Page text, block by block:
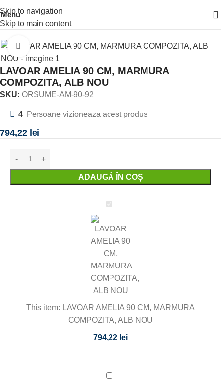
Skip to navigation
Skip to main content
Menu
Prima pagină
Click to enlarge
LAVOAR AMELIA 90 CM, MARMURA
COMPOZITA, ALB NOU
SKU: ORSUME-AM-90-92
4 Persoane vizioneaza acest produs
794,22 lei
ADAUGĂ ÎN COȘ
LAVOAR
90
CM,
MARMURA
COMPOZITA,
ALB
NOU
This item: LAVOAR AMELIA 90 CM, MARMURA
COMPOZITA, ALB NOU
794,22 lei
BATERIE